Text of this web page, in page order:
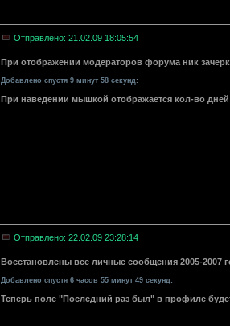
Отправлено: 21.02.09 18:05:54
При отображении модераторов форума ник
Добавлено спустя 9 минут 58 секунд:
При наведении мышкой отображается кол-во
Отправлено: 22.02.09 23:28:14
Восстановлены все личные сообщения 2005-2007
Добавлено спустя 6 часов 55 минут 49 секунд:
Теперь поле "Последний раз был" в профиле